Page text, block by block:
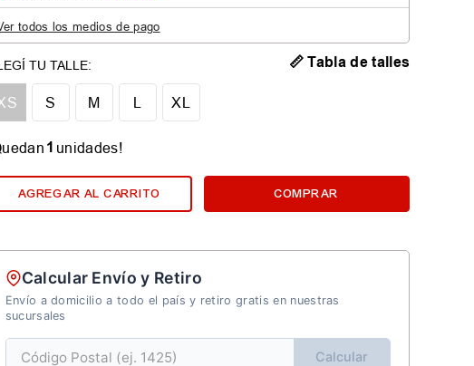
todos los medios de pago
S L
M XL
📏 Tabla de talles
1 unidades!
AGREGAR AL CARRITO COMPRAR
Calcular Envío y Retiro
Envío a domicilio a todo el país y retiro gratis en nuestras
sucursales
Calcular